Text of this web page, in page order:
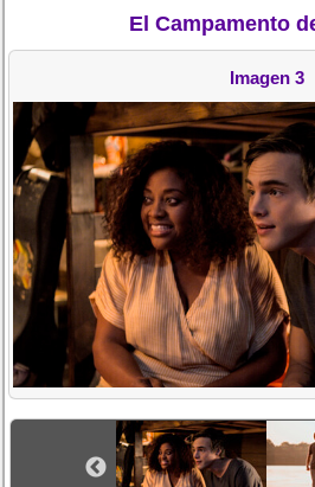
El Campamento
Imagen 3